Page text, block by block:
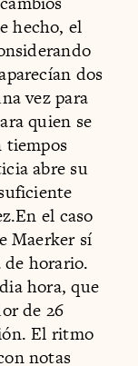
hecho, el
dos
vez para
quien se
tiempos
abre su
el caso
Maerker sí
de horario.
hora, que
de 26
El ritmo
notas